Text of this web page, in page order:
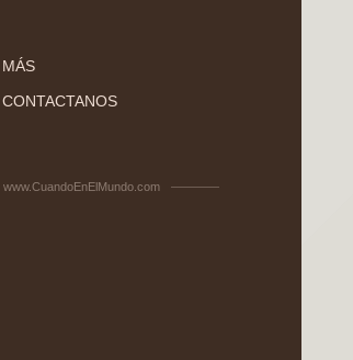
MÁS
CONTACTANOS